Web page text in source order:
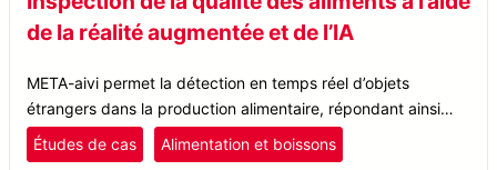
de la réalité augmentée et de l’IA
META-aivi permet la détection en temps réel d’objets
étrangers dans la production alimentaire, répondant ainsi
aux défis associés à l’inspection manuelle tels que la fatigue
des travailleurs et le risque d’erreur humaine.
Études de cas Alimentation et boissons